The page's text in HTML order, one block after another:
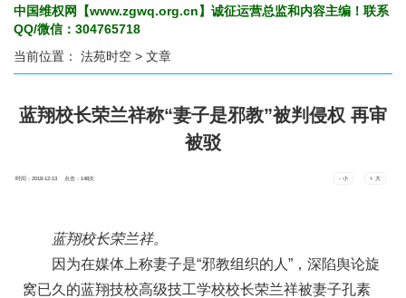
中国维权网【www.zgwq.org.cn】诚征运营总监和内容主编！联系
QQ/微信：304765718
当前位置： 法苑时空 > 文章
蓝翔校长荣兰祥称“妻子是邪教”被判侵权 再审
被驳
时间：2018-12-13 点击：148次 - 小 + 大
蓝翔校长荣兰祥。
因为在媒体上称妻子是“邪教组织的人”，深陷舆论旋
窝已久的蓝翔技校高级技工学校校长荣兰祥被妻子孔素